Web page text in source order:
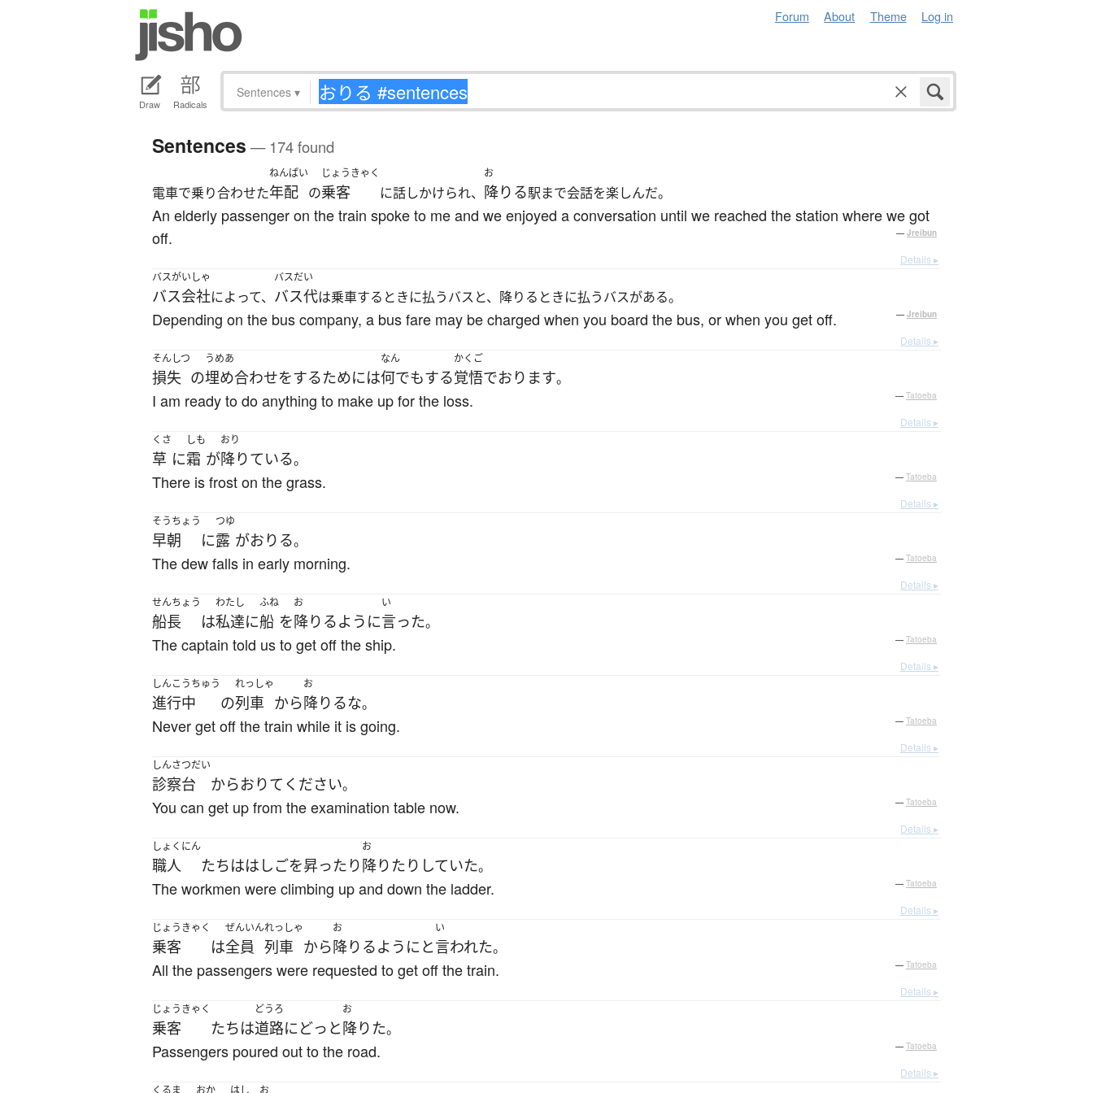
Forum About Theme Log in
Draw Radicals
Sentences ▾
Sentences — 174 found
電車で乗り合わせた
ねんぱい
年配 の
じょうきゃく
乗客 に話しかけられ、
お
降りる駅まで会話を楽しんだ。
An elderly passenger on the train spoke to me and we enjoyed a conversation until we reached the station where we got
off.
— Jreibun
Details ▸
バスがいしゃ
バス会社によって、
バスだい
バス代は乗車するときに払うバスと、降りるときに払うバスがある。
Depending on the bus company, a bus fare may be charged when you board the bus, or when you get off. — Jreibun
Details ▸
そんしつ
損失 の
うめあ
埋め合わせをするためには
なん
何でもする
かくご
覚悟でおります。
I am ready to do anything to make up for the loss. — Tatoeba
Details ▸
くさ
草 に
しも
霜 が
おり
降りている。
There is frost on the grass. — Tatoeba
Details ▸
そうちょう
早朝 に
つゆ
露 がおりる。
The dew falls in early morning. — Tatoeba
Details ▸
せんちょう
船長 は
わたし
私達に
ふね
船 を
お
降りるように
い
言った。
The captain told us to get off the ship. — Tatoeba
Details ▸
しんこうちゅう
進行中 の
れっしゃ
列車 から
お
降りるな。
Never get off the train while it is going. — Tatoeba
Details ▸
しんさつだい
診察台 からおりて ください。
You can get up from the examination table now. — Tatoeba
Details ▸
しょくにん
職人 たちははしごを昇ったり
お
降りたり していた。
The workmen were climbing up and down the ladder. — Tatoeba
Details ▸
じょうきゃく
乗客 は
ぜんいん
全員
れっしゃ
列車 から
お
降りるようにと
い
言われた。
All the passengers were requested to get off the train. — Tatoeba
Details ▸
じょうきゃく
乗客 たちは
どうろ
道路にどっと
お
降りた。
Passengers poured out to the road. — Tatoeba
Details ▸